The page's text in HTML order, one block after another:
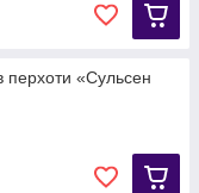
перхоти «Сульсен